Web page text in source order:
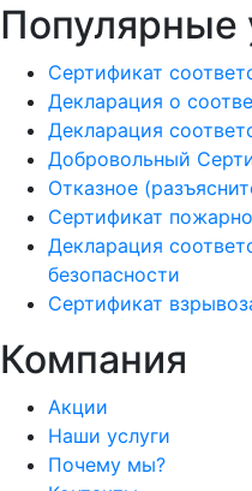
Популярные
Сертификат
Декларация о
Декларация
Добровольный
Отказное
Сертификат
Декларация
безопасности
Сертификат
Компания
Акции
Наши услуги
Почему мы?